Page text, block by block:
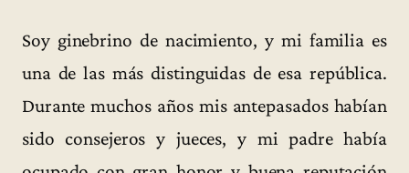
Soy ginebrino de nacimiento, y mi familia es
una de las más distinguidas de esa república.
Durante muchos años mis antepasados habían
sido consejeros y jueces, y mi padre había